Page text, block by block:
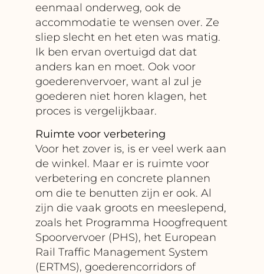
eenmaal onderweg, ook de
accommodatie te wensen over. Ze
sliep slecht en het eten was matig.
Ik ben ervan overtuigd dat dat
anders kan en moet. Ook voor
goederenvervoer, want al zul je
goederen niet horen klagen, het
proces is vergelijkbaar.
Ruimte voor verbetering
Voor het zover is, is er veel werk aan
de winkel. Maar er is ruimte voor
verbetering en concrete plannen
om die te benutten zijn er ook. Al
zijn die vaak groots en meeslepend,
zoals het Programma Hoogfrequent
Spoorvervoer (PHS), het European
Rail Traffic Management System
(ERTMS), goederencorridors of